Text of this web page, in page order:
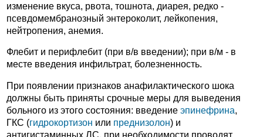
изменение вкуса, рвота, тошнота, диарея, редко -
псевдомембранозный энтероколит, лейкопения,
нейтропения, анемия.
Флебит и перифлебит (при в/в введении); при в/м - в
месте введения инфильтрат, болезненность.
При появлении признаков анафилактического шока
должны быть приняты срочные меры для выведения
больного из этого состояния: введение эпинефрина,
ГКС (гидрокортизон или преднизолон) и
антигистаминных ЛС, при необходимости проводят